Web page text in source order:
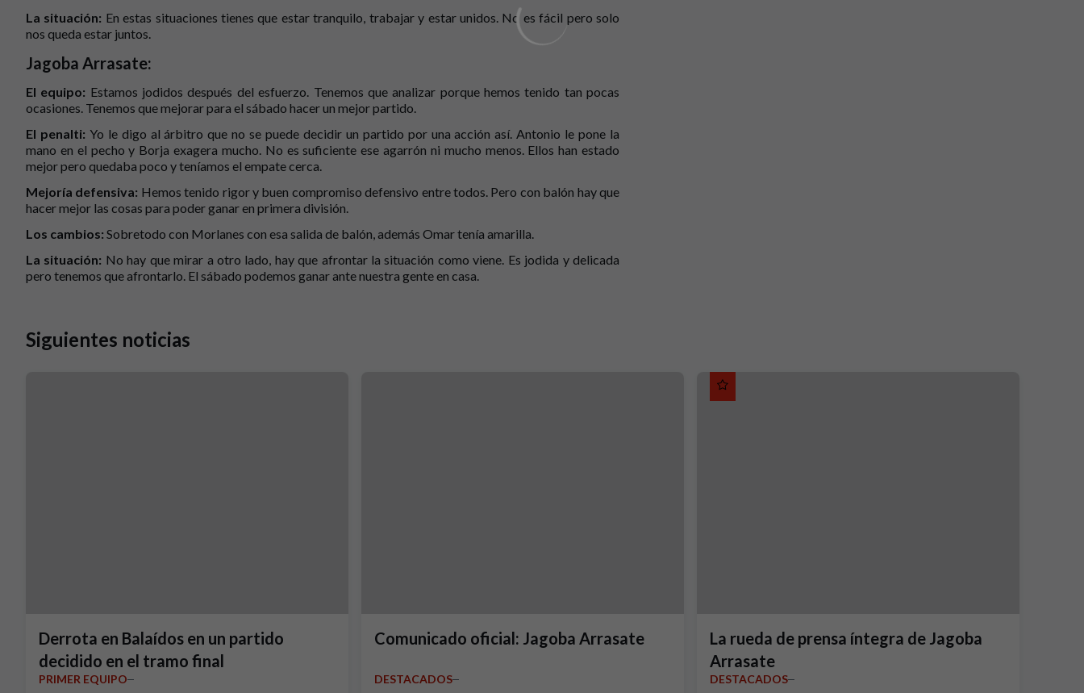
La situación: En estas situaciones tienes que estar tranquilo, trabajar y estar unidos. No es fácil pero solo
nos queda estar juntos.
Jagoba Arrasate:
El equipo: Estamos jodidos después del esfuerzo. Tenemos que analizar porque hemos tenido tan pocas
ocasiones. Tenemos que mejorar para el sábado hacer un mejor partido.
El penalti: Yo le digo al árbitro que no se puede decidir un partido por una acción así. Antonio le pone la
mano en el pecho y Borja exagera mucho. No es suficiente ese agarrón ni mucho menos. Ellos han estado
mejor pero quedaba poco y teníamos el empate cerca.
Mejoría defensiva: Hemos tenido rigor y buen compromiso defensivo entre todos. Pero con balón hay que
hacer mejor las cosas para poder ganar en primera división.
Los cambios: Sobretodo con Morlanes con esa salida de balón, además Omar tenía amarilla.
La situación: No hay que mirar a otro lado, hay que afrontar la situación como viene. Es jodida y delicada
pero tenemos que afrontarlo. El sábado podemos ganar ante nuestra gente en casa.
Siguientes noticias
Derrota en Balaídos en un partido
decidido en el tramo final
PRIMER EQUIPO
Comunicado oficial: Jagoba Arrasate
DESTACADOS
La rueda de prensa íntegra de Jagoba
Arrasate
DESTACADOS